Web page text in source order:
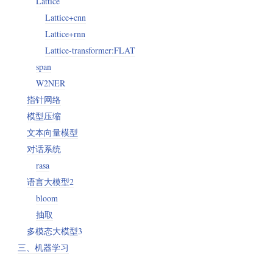
Lattice+cnn
Lattice+rnn
Lattice-transformer:FLAT
span
W2NER
指针网络
模型压缩
文本向量模型
对话系统
rasa
语言大模型2
bloom
抽取
多模态大模型3
三、机器学习